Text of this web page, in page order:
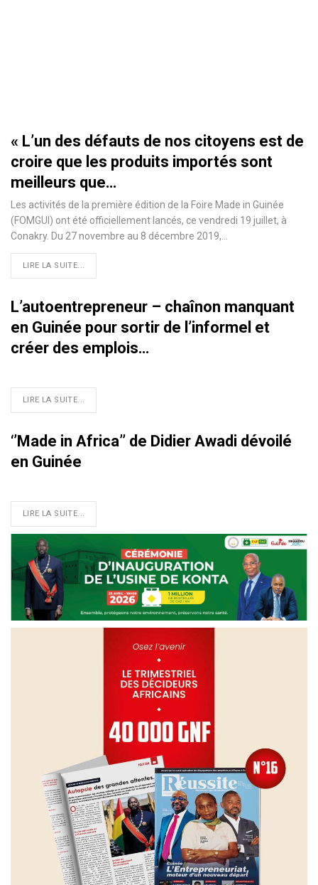
« L’un des défauts de nos citoyens est de
croire que les produits importés sont
meilleurs que…
Les activités de la première édition de la Foire Made in Guinée
(FOMGUI) ont été officiellement lancés, ce vendredi 19 juillet, à
Conakry. Du 27 novembre au 8 décembre 2019,
LIRE LA SUITE...
L’autoentrepreneur – chaînon manquant
en Guinée pour sortir de l’informel et
créer des emplois…
LIRE LA SUITE...
‘’Made in Africa’’ de Didier Awadi dévoilé
en Guinée
LIRE LA SUITE...